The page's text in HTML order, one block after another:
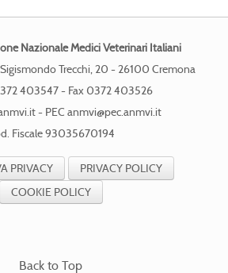
Nazionale Medici Veterinari Italiani
Trecchi, 20 - 26100 Cremona
403547 - Fax 0372 403526
- PEC anmvi@pec.anmvi.it
Fiscale 93035670194
PRIVACY
PRIVACY POLICY
COOKIE POLICY
Back to Top